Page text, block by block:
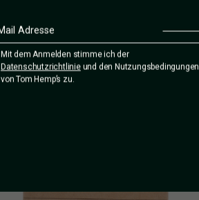
Mit dem Anmelden stimme ich der
Datenschutzrichtlinieund den Nutzungsbedingungen
von Tom Hemp’s zu.